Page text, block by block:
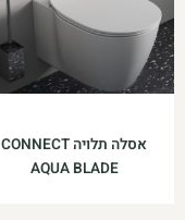
אסלה תלויה CONNECT
AQUA BLADE